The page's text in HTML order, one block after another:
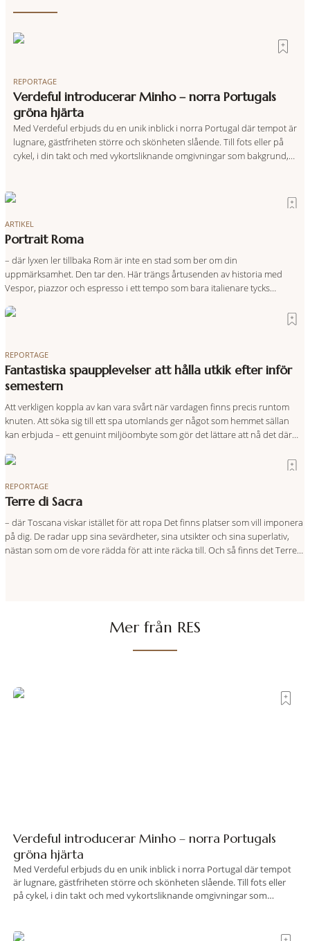
REPORTAGE
Verdeful introducerar Minho – norra Portugals
gröna hjärta
Med Verdeful erbjuds du en unik inblick i norra Portugal där tempot är
lugnare, gästfriheten större och skönheten slående. Till fots eller på
cykel, i din takt och med vykortsliknande omgivningar som bakgrund,
det
ARTIKEL
Portrait Roma
– där lyxen ler tillbaka Rom är inte en stad som ber om din
uppmärksamhet. Den tar den. Här trängs årtusenden av historia med
Vespor, piazzor och espresso i ett tempo som bara italienare tycks
Portrait Roma – ett hotell som lyckas med
REPORTAGE
Fantastiska spaupplevelser att hålla utkik efter inför
semestern
Att verkligen koppla av kan vara svårt när vardagen finns precis runtom
knuten. Att söka sig till ett spa utomlands ger något som hemmet sällan
kan erbjuda – ett genuint miljöombyte som gör det lättare att nå det där
vet exakt vilka
REPORTAGE
Terre di Sacra
– där Toscana viskar istället för att ropa Det finns platser som vill imponera
på dig. De radar upp sina sevärdheter, sina utsikter och sina superlativ,
nästan som om de vore rädda för att inte räcka till. Och så finns det Terre
Mer från RES
Verdeful introducerar Minho – norra Portugals
gröna hjärta
Med Verdeful erbjuds du en unik inblick i norra Portugal där tempot
är lugnare, gästfriheten större och skönheten slående. Till fots eller
på cykel, i din takt och med vykortsliknande omgivningar som
travel när det